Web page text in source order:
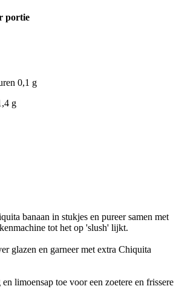
portie
0,1 g
g
banaan in stukjes en pureer samen met
tot het op 'slush' lijkt.
glazen en garneer met extra Chiquita
limoensap toe voor een zoetere en frissere